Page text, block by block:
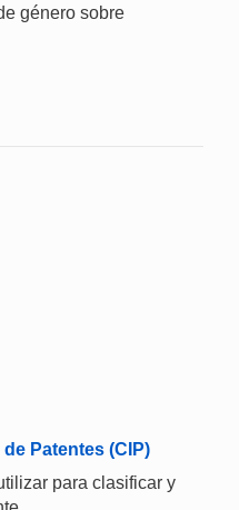
género sobre
Patentes (CIP)
para clasificar y